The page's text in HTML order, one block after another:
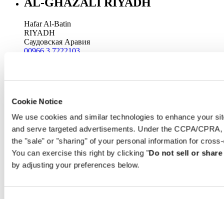
Cookie Notice
We use cookies and similar technologies to enhance your
and serve targeted advertisements. Under the CCPA/
the "sale" or "sharing" of your personal information for
You can exercise this right by clicking "Do not sell or
by adjusting your preferences below.
Hafar Al-Batin
RIYADH
Саудовская Аравия
00966 3 7222103
Al Hofuf
Саудовская Аравия
00966 3 5844303
Riyadh@al-ghazalisa.com
See detailsGo to the 'AL-GHAZALI RIYADH'